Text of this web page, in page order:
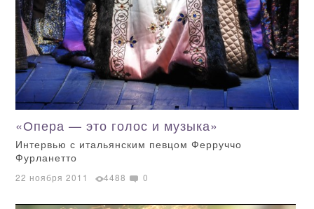
«Опера — это голос и музыка»
Интервью с итальянским певцом Ферруччо
Фурланетто
22 ноября 2011 4488 0